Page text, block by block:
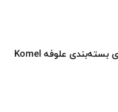
آغاز فروش ویژه دستگاه‌های بسته‌بندی علوفه Komel